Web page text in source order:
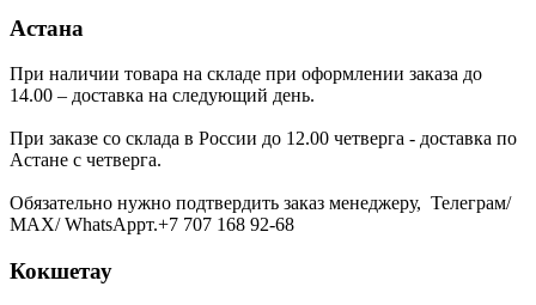
Астана
При наличии товара на складе при оформлении заказа до
14.00 – доставка на следующий день.
При заказе со склада в России до 12.00 четверга - доставка по
Астане с четверга.
Обязательно нужно подтвердить заказ менеджеру, Телеграм/
МАХ/ WhatsAppт.+7 707 168 92-68
Кокшетау